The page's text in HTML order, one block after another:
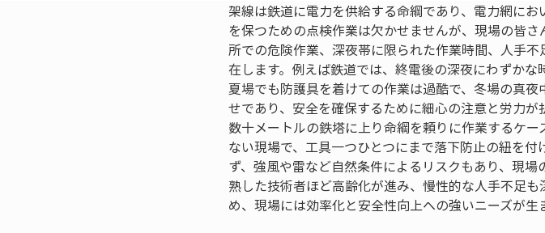
架線は鉄道に電力を供給する命綱であり、電力網に
を保つための点検作業は欠かせませんが、現場の皆
所での危険作業、深夜帯に限られた作業時間、人手
在します。例えば鉄道では、終電後の深夜にわずか
夏場でも防護具を着けての作業は過酷で、冬場の真
せであり、安全を確保するために細心の注意と労力が
数十メートルの鉄塔に上り命綱を頼りに作業するケ
ない現場で、工具一つひとつにまで落下防止の紐を
ず、強風や雷など自然条件によるリスクもあり、現
熟した技術者ほど高齢化が進み、慢性的な人手不足
め、現場には効率化と安全性向上への強いニーズが生